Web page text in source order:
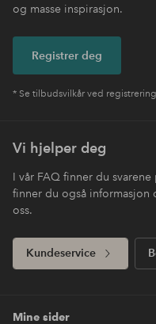
og masse inspirasjon.
Registrer deg
* Se tilbudsvilkår ved registrering
Vi hjelper deg
I vår FAQ finner du
finner du også informasjon
oss.
Kundeservice
Mine sider